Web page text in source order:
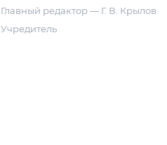
Главный редактор — Г. В. Крылов
Учредитель